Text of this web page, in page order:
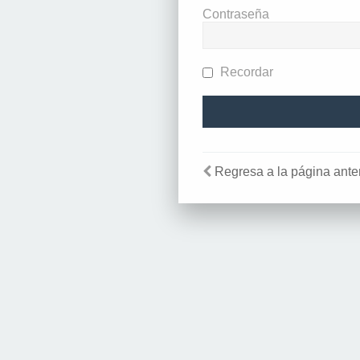
Contraseña
Recordar
Regresa a la página